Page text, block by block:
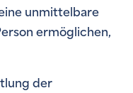
unmittelbare
ermöglichen,
der